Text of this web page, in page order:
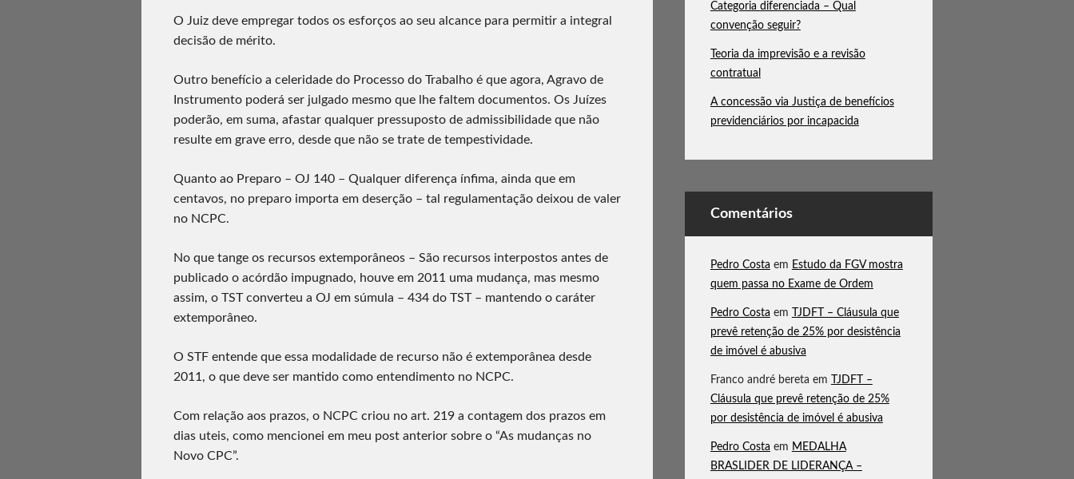
O Juiz deve empregar todos os esforços ao seu alcance para permitir a integral
decisão de mérito.
Outro benefício a celeridade do Processo do Trabalho é que agora, Agravo de
Instrumento poderá ser julgado mesmo que lhe faltem documentos. Os Juízes
poderão, em suma, afastar qualquer pressuposto de admissibilidade que não
resulte em grave erro, desde que não se trate de tempestividade.
Quanto ao Preparo – OJ 140 – Qualquer diferença ínfima, ainda que em
centavos, no preparo importa em deserção – tal regulamentação deixou de valer
no NCPC.
No que tange os recursos extemporâneos – São recursos interpostos antes de
publicado o acórdão impugnado, houve em 2011 uma mudança, mas mesmo
assim, o TST converteu a OJ em súmula – 434 do TST – mantendo o caráter
extemporâneo.
O STF entende que essa modalidade de recurso não é extemporânea desde
2011, o que deve ser mantido como entendimento no NCPC.
Com relação aos prazos, o NCPC criou no art. 219 a contagem dos prazos em
dias uteis, como mencionei em meu post anterior sobre o “As mudanças no
Novo CPC”.
Categoria diferenciada – Qual
convenção seguir?
Teoria da imprevisão e a revisão
contratual
A concessão via Justiça de benefícios
previdenciários por incapacida
Comentários
Pedro Costa em Estudo da FGV mostra
quem passa no Exame de Ordem
Pedro Costa em
TJDFT – Cláusula que
prevê retenção de 25% por desistência
de imóvel é abusiva
Franco andré bereta em
TJDFT –
Cláusula que prevê retenção de 25%
por desistência de imóvel é abusiva
Pedro Costa em MEDALHA
BRASLIDER DE LIDERANÇA –